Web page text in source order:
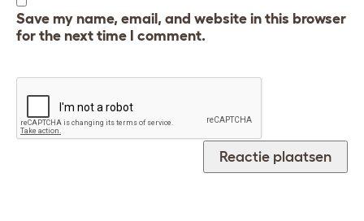
Save my name, email, and website in this browser
for the next time I comment.